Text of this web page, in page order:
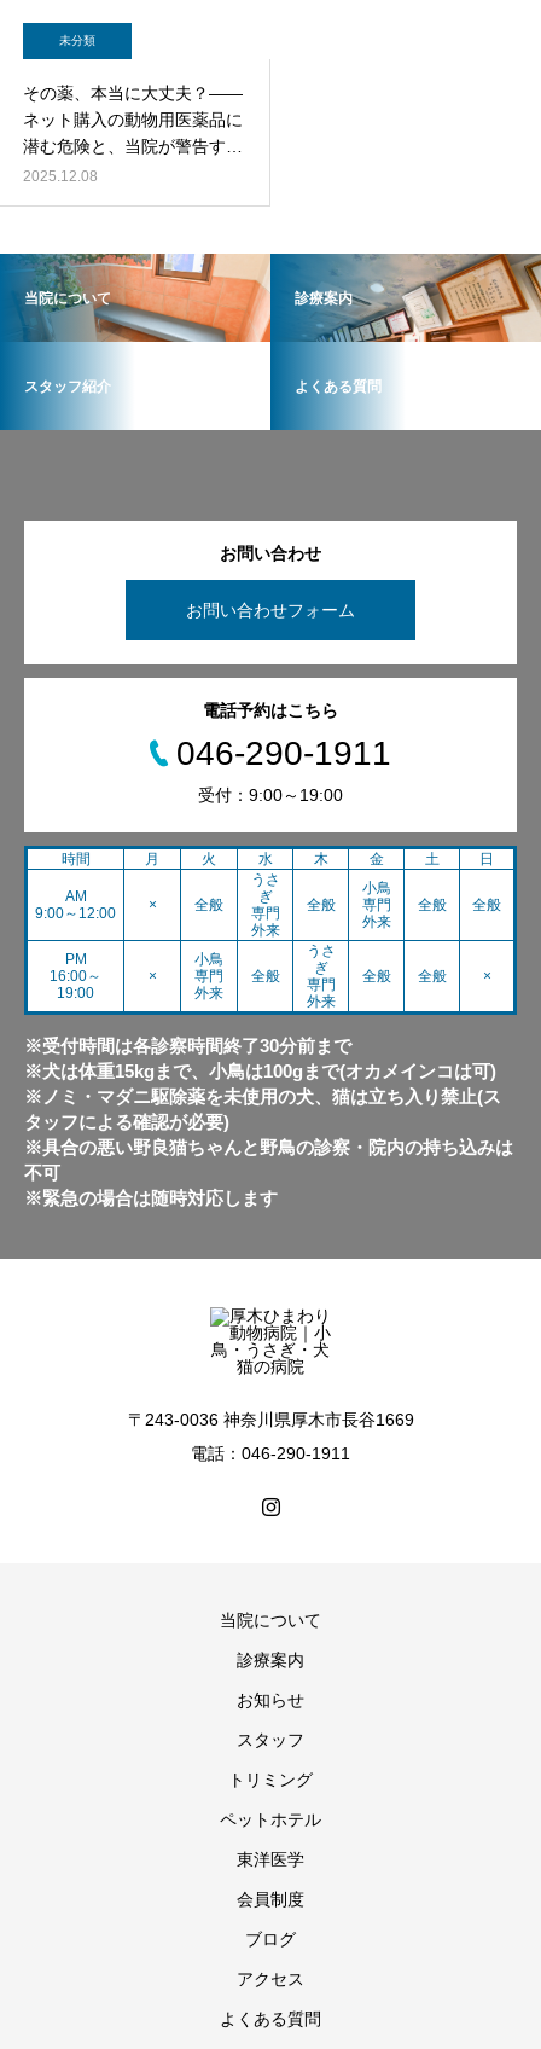
未分類
その薬、本当に大丈夫？——
ネット購入の動物用医薬品に
潜む危険と、当院が警告する
理由
2025.12.08
当院について 診療案内
スタッフ紹介 よくある質問
お問い合わせ
お問い合わせフォーム
電話予約はこちら
046-290-1911
受付：9:00～19:00
時間 月 火 水 木 金 土 日
AM
9:00～12:00
× 全般
うさ
ぎ
専門
外来
全般
小鳥
専門
外来
全般 全般
PM
16:00～
19:00
×
小鳥
専門
外来
全般
うさ
ぎ
専門
外来
全般 全般 ×
※受付時間は各診察時間終了30分前まで
※犬は体重15kgまで、小鳥は100gまで(オカメインコは可)
※ノミ・マダニ駆除薬を未使用の犬、猫は立ち入り禁止(ス
タッフによる確認が必要)
※具合の悪い野良猫ちゃんと野鳥の診察・院内の持ち込みは
不可
※緊急の場合は随時対応します
〒243-0036 神奈川県厚木市長谷1669
電話：046-290-1911
当院について
診療案内
お知らせ
スタッフ
トリミング
ペットホテル
東洋医学
会員制度
ブログ
アクセス
よくある質問